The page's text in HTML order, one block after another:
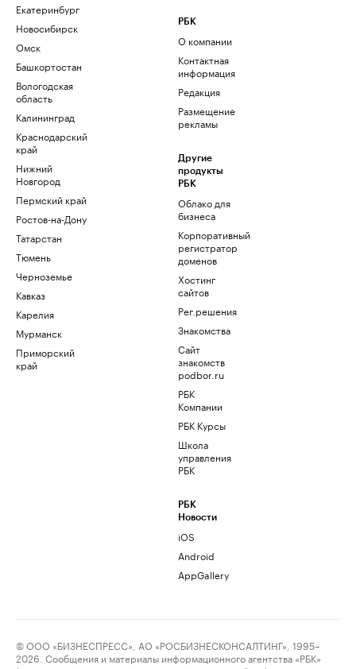
Екатеринбург
Новосибирск
Омск
Башкортостан
Вологодская
область
Калининград
Краснодарский
край
Нижний
Новгород
Пермский край
Ростов-на-Дону
Татарстан
Тюмень
Черноземье
Кавказ
Карелия
Мурманск
Приморский
край
РБК
О компании
Контактная
информация
Редакция
Размещение
рекламы
Другие
продукты
РБК
Облако для
бизнеса
Корпоративный
регистратор
доменов
Хостинг
сайтов
Рег.решения
Знакомства
Сайт
знакомств
podbor.ru
РБК
Компании
РБК Курсы
Школа
управления
РБК
РБК
Новости
iOS
Android
AppGallery
© ООО «БИЗНЕСПРЕСС», АО «РОСБИЗНЕСКОНСАЛТИНГ», 1995–
2026. Сообщения и материалы информационного агентства «РБК»